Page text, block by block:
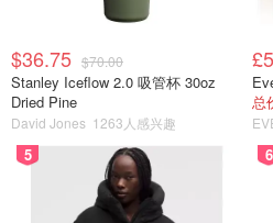
$36.75 $70.00
Stanley Iceflow 2.0 吸管杯 30oz
Dried Pine
David Jones 1263人感兴趣
总
5 6